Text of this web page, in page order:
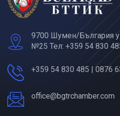
9700 Шумен/България
№25 Тел: +359 54 830
+359 54 830 485 | 0876
office@bgtrchamber.com